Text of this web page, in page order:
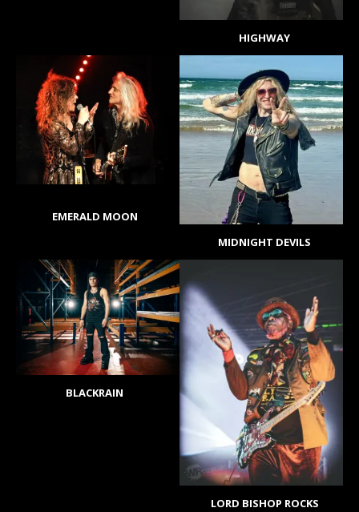
HIGHWAY
EMERALD MOON
MIDNIGHT DEVILS
BLACKRAIN
LORD BISHOP ROCKS